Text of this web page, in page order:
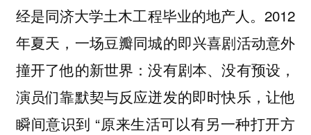
经是同济大学土木工程毕业的地产人。2012
年夏天，一场豆瓣同城的即兴喜剧活动意外
撞开了他的新世界：没有剧本、没有预设，
演员们靠默契与反应迸发的即时快乐，让他
瞬间意识到 “原来生活可以有另一种打开方